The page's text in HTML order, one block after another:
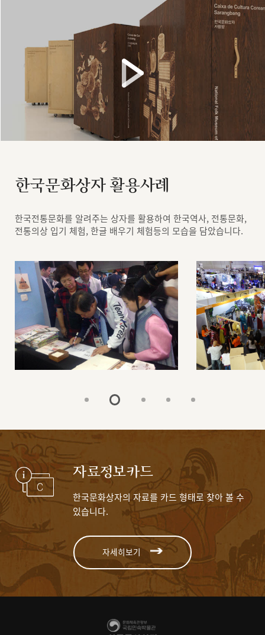
한국문화상자 활용사례
한국전통문화를 알려주는 상자를 활용하여 한국역사, 전통문화,
전통의상 입기 체험, 한글 배우기 체험등의 모습을 담았습니다.
자료정보카드
한국문화상자의 자료를 카드 형태로 찾아 볼 수
있습니다.
자세히보기